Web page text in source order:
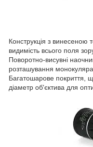
Конструкція з винесеною
видимість всього поля
Поворотно-висувні
розташування
Багатошарове покриття,
діаметр об'єктива для